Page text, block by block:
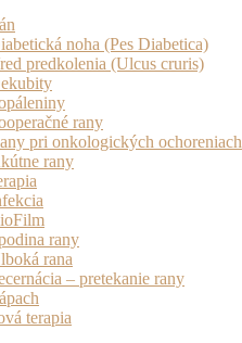
noha (Pes Diabetica)
predkolenia (Ulcus cruris)
rany
pri onkologických ochoreniach
rany
rany
rana
– pretekanie rany
terapia